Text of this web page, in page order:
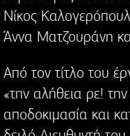
Νίκος
Άννα Ματζουράνη
Από τον τίτλο του
«την αλήθεια ρε!
αποδοκιμασία και